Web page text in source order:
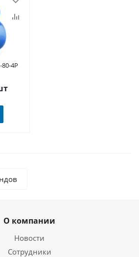
4P
О компании
Новости
Сотрудники